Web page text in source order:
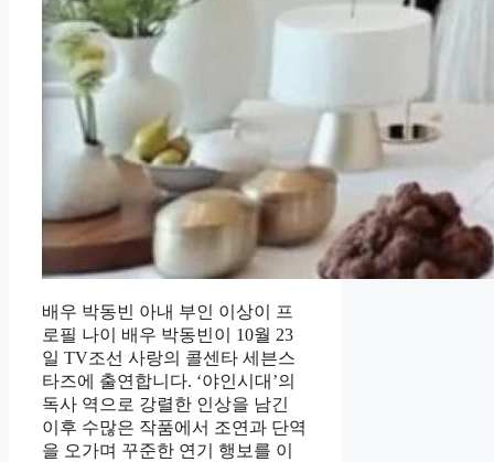
배우 박동빈 아내 부인 이상이 프
로필 나이 배우 박동빈이 10월 23
일 TV조선 사랑의 콜센타 세븐스
타즈에 출연합니다. ‘야인시대’의
독사 역으로 강렬한 인상을 남긴
이후 수많은 작품에서 조연과 단역
을 오가며 꾸준한 연기 행보를 이